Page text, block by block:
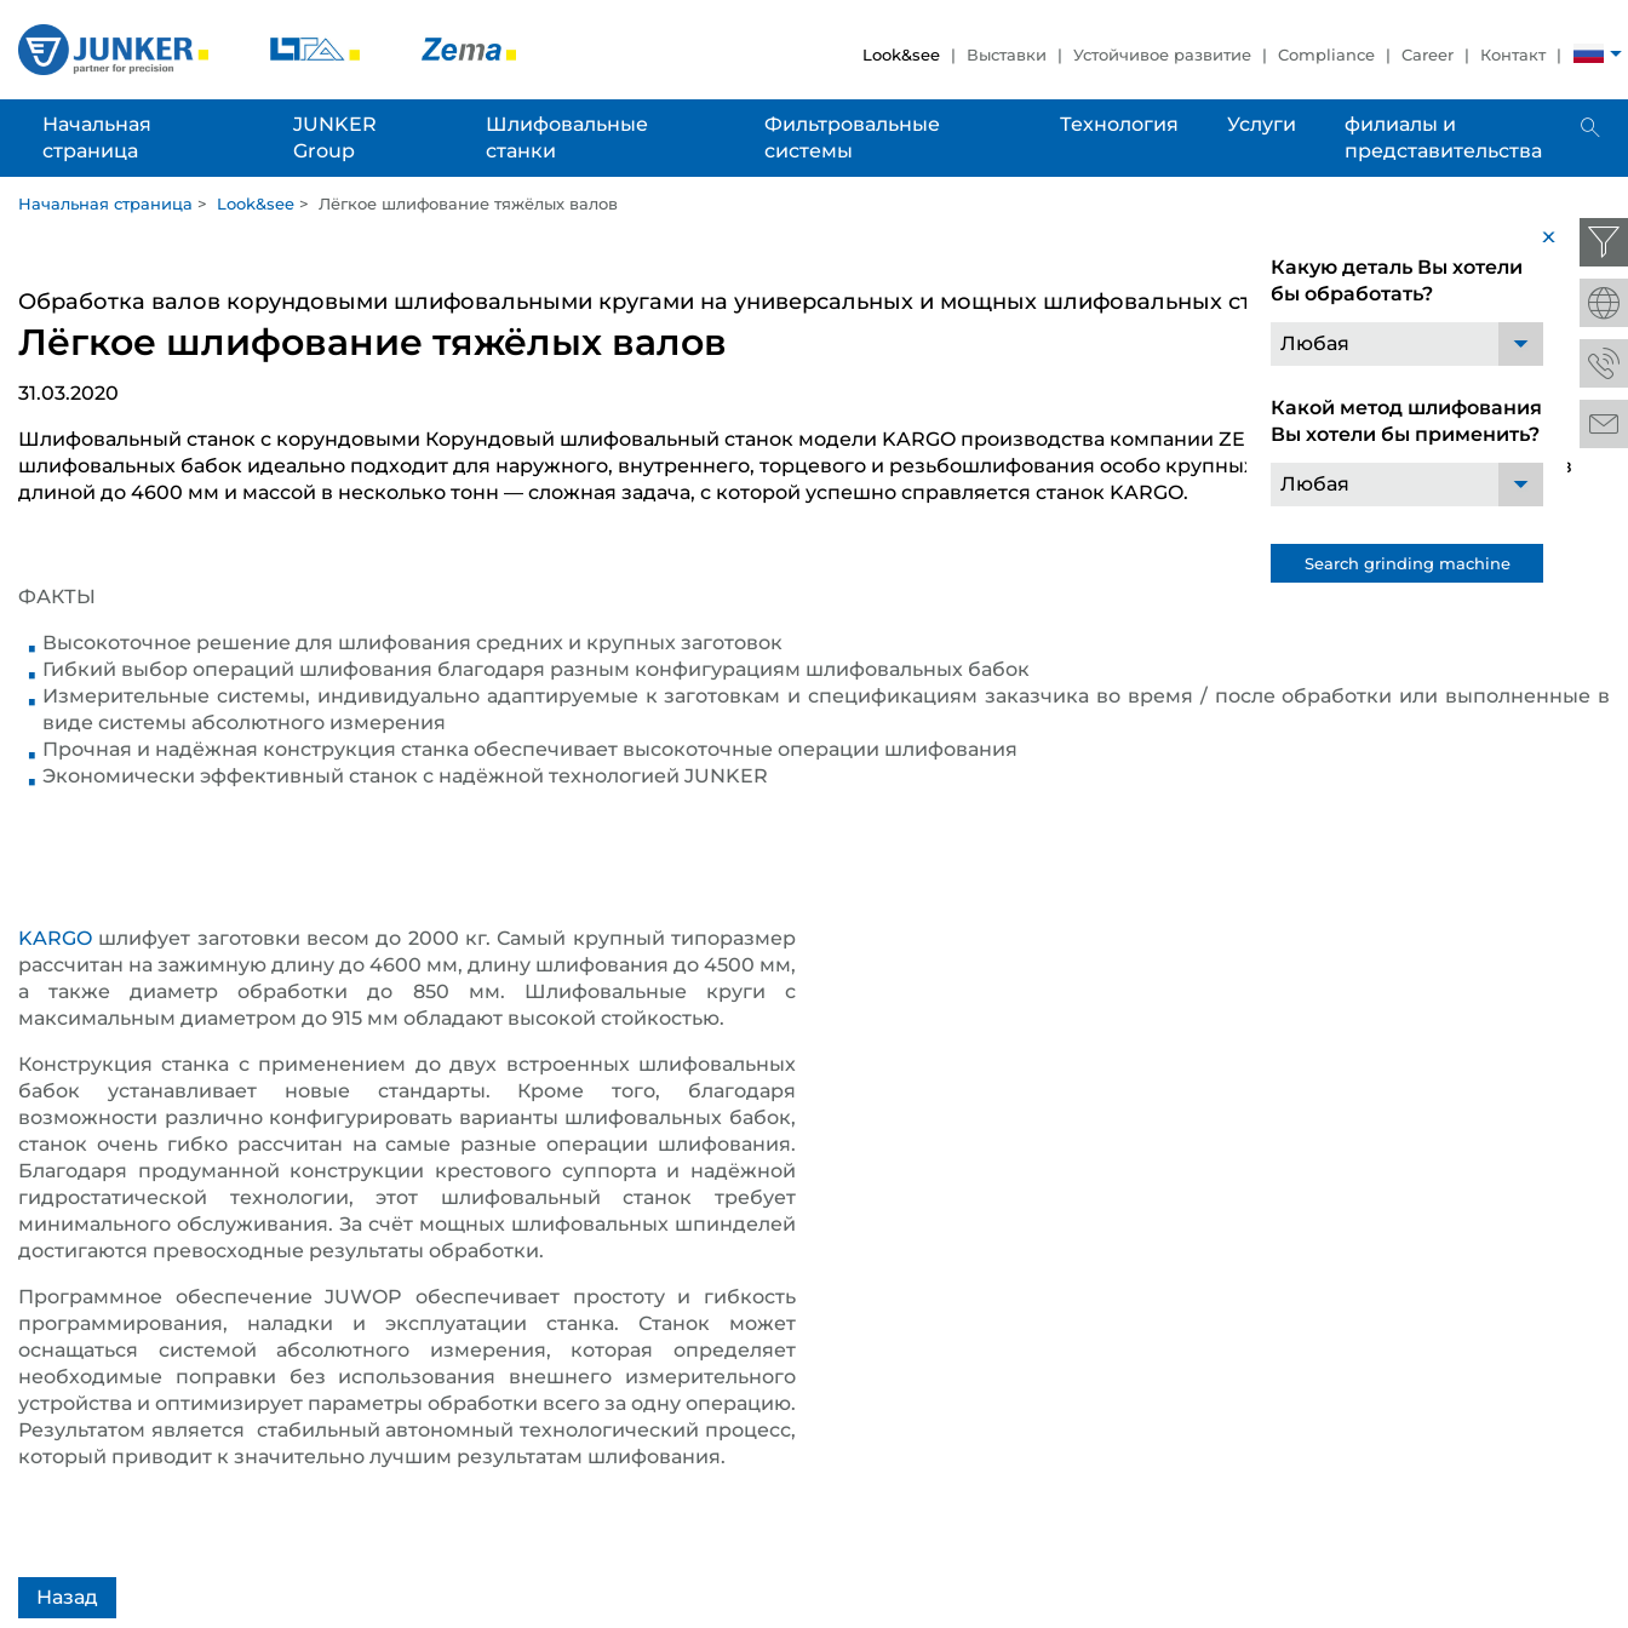
Look&see Выставки Устойчивое развитие Compliance Career Контакт
Начальная
страница
JUNKER
Group
Шлифовальные
станки
Фильтровальные
системы
Технология Услуги
филиалы и
представительства
x
Какую деталь Вы хотели
бы обработать?
Любая
Какой метод шлифования
Вы хотели бы применить?
Любая
Search grinding machine
Начальная страница > Look&see > Лёгкое шлифование тяжёлых валов
Обработка валов корундовыми шлифовальными кругами на универсальных и мощных шлифовальных станках от ZEMA
Лёгкое шлифование тяжёлых валов
31.03.2020
Шлифовальный станок с корундовыми Корундовый шлифовальный станок модели KARGO производства компании ZEMA cо множеством вариантов
шлифовальных бабок идеально подходит для наружного, внутреннего, торцевого и резьбошлифования особо крупных заготовок. Шлифование валов
длиной до 4600 мм и массой в несколько тонн — сложная задача, с которой успешно справляется станок KARGO.
ФАКТЫ
Высокоточное решение для шлифования средних и крупных заготовок
Гибкий выбор операций шлифования благодаря разным конфигурациям шлифовальных бабок
Измерительные системы, индивидуально адаптируемые к заготовкам и спецификациям заказчика во время / после обработки или выполненные в
виде системы абсолютного измерения
Прочная и надёжная конструкция станка обеспечивает высокоточные операции шлифования
Экономически эффективный станок с надёжной технологией JUNKER
KARGO шлифует заготовки весом до 2000 кг. Самый крупный типоразмер
рассчитан на зажимную длину до 4600 мм, длину шлифования до 4500 мм,
а также диаметр обработки до 850 мм. Шлифовальные круги с
максимальным диаметром до 915 мм обладают высокой стойкостью.
Конструкция станка с применением до двух встроенных шлифовальных
бабок устанавливает новые стандарты. Кроме того, благодаря
возможности различно конфигурировать варианты шлифовальных бабок,
станок очень гибко рассчитан на самые разные операции шлифования.
Благодаря продуманной конструкции крестового суппорта и надёжной
гидростатической технологии, этот шлифовальный станок требует
минимального обслуживания. За счёт мощных шлифовальных шпинделей
достигаются превосходные результаты обработки.
Программное обеспечение JUWOP обеспечивает простоту и гибкость
программирования, наладки и эксплуатации станка. Станок может
оснащаться системой абсолютного измерения, которая определяет
необходимые поправки без использования внешнего измерительного
устройства и оптимизирует параметры обработки всего за одну операцию.
Результатом является стабильный автономный технологический процесс,
который приводит к значительно лучшим результатам шлифования.
Назад